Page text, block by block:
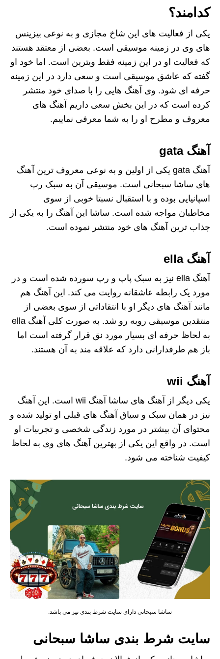
کدامند؟
یکی از فعالیت های این شاخ مجازی و به نوعی بیزینس
های وی در زمینه موسیقی است. بعضی از معتقد هستند
که فعالیت او در این زمینه فقط ویترین است. اما خود او
گفته که عاشق موسیقی است و سعی دارد در این زمینه
حرفه ای شود. وی آهنگ هایی را با صدای خود منتشر
کرده است که در این بخش سعی داریم آهنگ های
معروف و مطرح او را به شما معرفی نماییم.
آهنگ gata
آهنگ gata یکی از اولین و به نوعی معروف ترین آهنگ
های ساشا سبحانی است. موسیقی آن به سبک رپ
اسپانیایی بوده و با استقبال نسبتا خوبی از سوی
مخاطبان مواجه شده است. ساشا این آهنگ را به یکی از
جذاب ترین آهنگ های خود منتشر نموده است.
آهنگ ella
آهنگ ella نیز به سبک پاپ و رپ سورده شده است و در
مورد یک رابطه عاشقانه روایت می کند. این آهنگ هم
مانند آهنگ های دیگر او با انتقاداتی از سوی بعضی از
منتقدین موسیقی روبه رو شد. به صورت کلی آهنگ ella
به لحاظ حرفه ای بسیار مورد نق قرار گرفته است اما
باز هم طرفدارانی دارد که علاقه مند به آن هستند.
آهنگ wii
یکی دیگر از آهنگ های ساشا آهنگ wii است. این آهنگ
نیز در همان سبک و سیاق آهنگ های قبلی او تولید شده و
محتوای آن بیشتر در مورد زندگی شخصی و تجربیات او
است. در واقع این یکی از بهترین آهنگ های وی به لحاظ
کیفیت شناخته می شود.
ساشا سبحانی دارای سایت شرط بندی نیز می باشد.
سایت شرط بندی ساشا سبحانی